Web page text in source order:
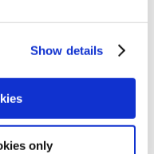
Show details
only